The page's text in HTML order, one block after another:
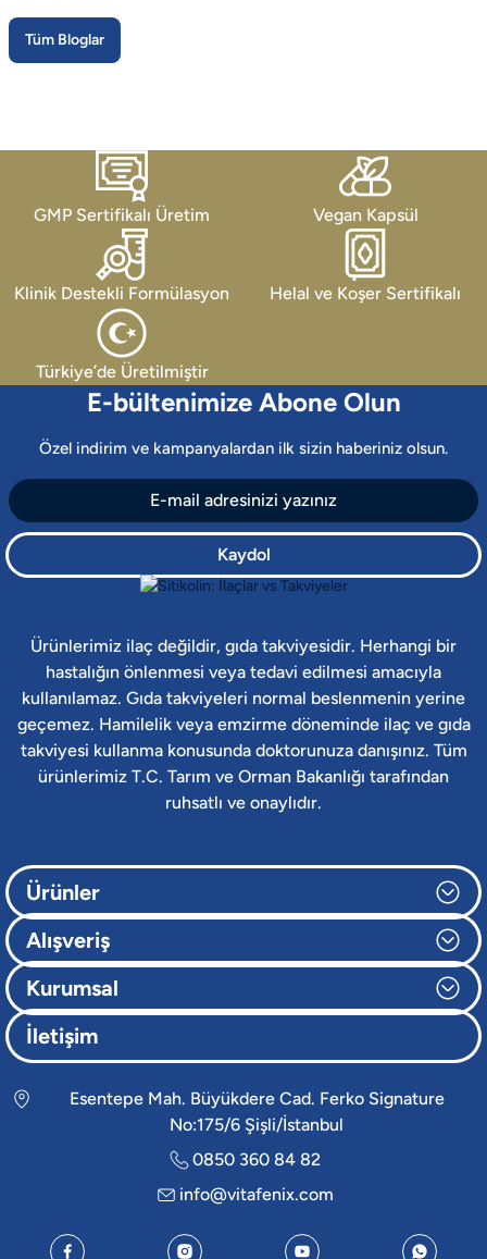
Tüm Bloglar
GMP Sertifikalı Üretim Vegan Kapsül
Klinik Destekli Formülasyon Helal ve Koşer Sertifikalı
Türkiye’de Üretilmiştir
E-bültenimize Abone Olun
Özel indirim ve kampanyalardan ilk sizin haberiniz olsun.
Kaydol
Ürünlerimiz ilaç değildir, gıda takviyesidir. Herhangi bir
hastalığın önlenmesi veya tedavi edilmesi amacıyla
kullanılamaz. Gıda takviyeleri normal beslenmenin yerine
geçemez. Hamilelik veya emzirme döneminde ilaç ve gıda
takviyesi kullanma konusunda doktorunuza danışınız. Tüm
ürünlerimiz T.C. Tarım ve Orman Bakanlığı tarafından
ruhsatlı ve onaylıdır.
Ürünler
Alışveriş
Kurumsal
İletişim
Esentepe Mah. Büyükdere Cad. Ferko Signature
No:175/6 Şişli/İstanbul
0850 360 84 82
info@vitafenix.com